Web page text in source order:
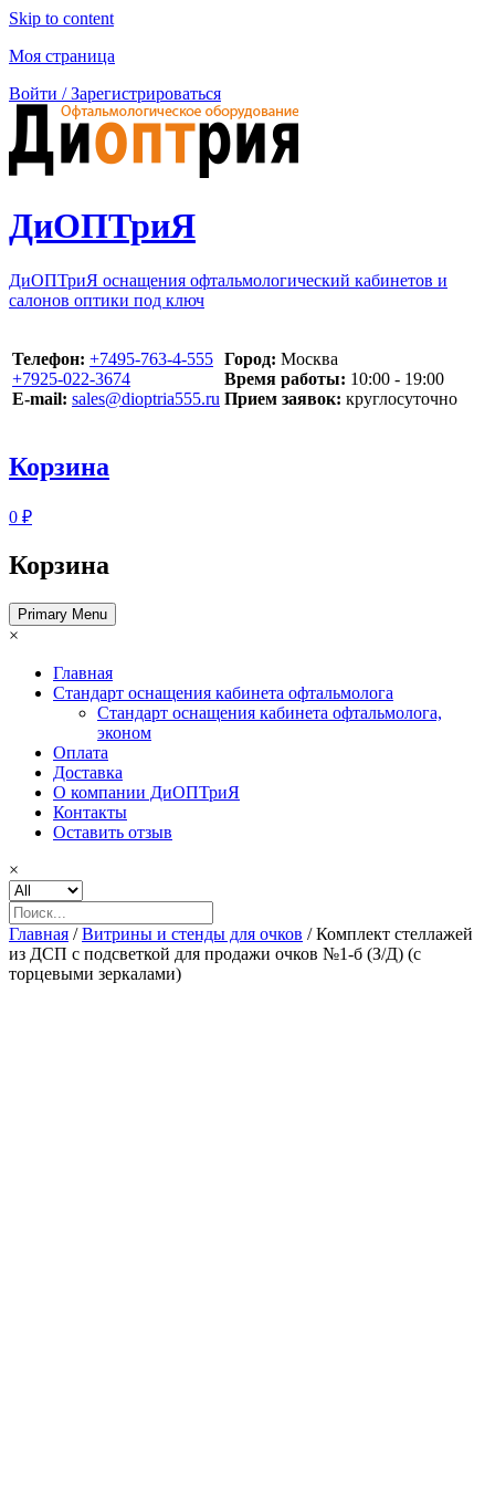
Skip to content
Моя страница
Войти / Зарегистрироваться
ДиОПТриЯ
ДиОПТриЯ оснащения офтальмологический кабинетов и
салонов оптики под ключ
Телефон: ‪+7495-763-4-555‬
‪+7925-022-3674‬
E-mail: sales@dioptria555.ru
Город: Москва
Время работы: 10:00 - 19:00
Прием заявок: круглосуточно
Корзина
0 ₽
Корзина
Primary Menu
×
Главная
Стандарт оснащения кабинета офтальмолога
Стандарт оснащения кабинета офтальмолога,
эконом
Оплата
Доставка
О компании ДиОПТриЯ
Контакты
Оставить отзыв
×
Главная /Витрины и стенды для очков / Комплект стеллажей
из ДСП с подсветкой для продажи очков №1-б (З/Д) (с
торцевыми зеркалами)